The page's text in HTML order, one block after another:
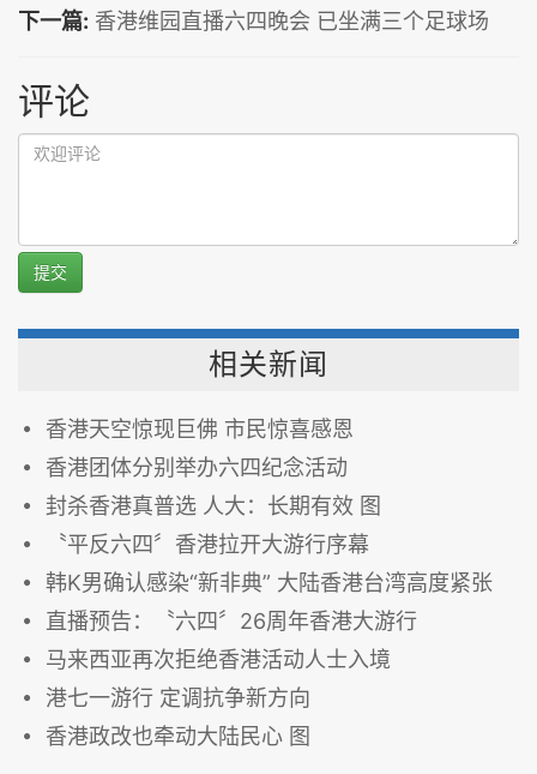
下一篇: 香港维园直播六四晚会 已坐满三个足球场
评论
提交
相关新闻
香港天空惊现巨佛 市民惊喜感恩
香港团体分别举办六四纪念活动
封杀香港真普选 人大：长期有效 图
〝平反六四〞香港拉开大游行序幕
韩K男确认感染“新非典” 大陆香港台湾高度紧张
直播预告：〝六四〞26周年香港大游行
马来西亚再次拒绝香港活动人士入境
港七一游行 定调抗争新方向
香港政改也牵动大陆民心 图